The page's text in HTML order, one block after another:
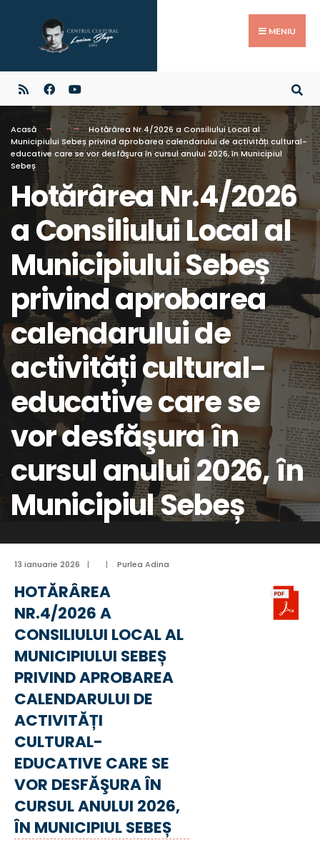
MENIU
Acasă
Hotărârea Nr.4/2026 a Consiliului Local al
Municipiului Sebeș privind aprobarea calendarului de activități cultural-
educative care se vor desfăşura în cursul anului 2026, în Municipiul
Sebeș
Hotărârea Nr.4/2026
a Consiliului Local al
Municipiului Sebeș
privind aprobarea
calendarului de
activități cultural-
educative care se
vor desfăşura în
cursul anului 2026, în
Municipiul Sebeș
13 ianuarie 2026 | | Purlea Adina
HOTĂRÂREA
NR.4/2026 A
CONSILIULUI LOCAL AL
MUNICIPIULUI SEBEȘ
PRIVIND APROBAREA
CALENDARULUI DE
ACTIVITĂȚI
CULTURAL-
EDUCATIVE CARE SE
VOR DESFĂŞURA ÎN
CURSUL ANULUI 2026,
ÎN MUNICIPIUL SEBEȘ